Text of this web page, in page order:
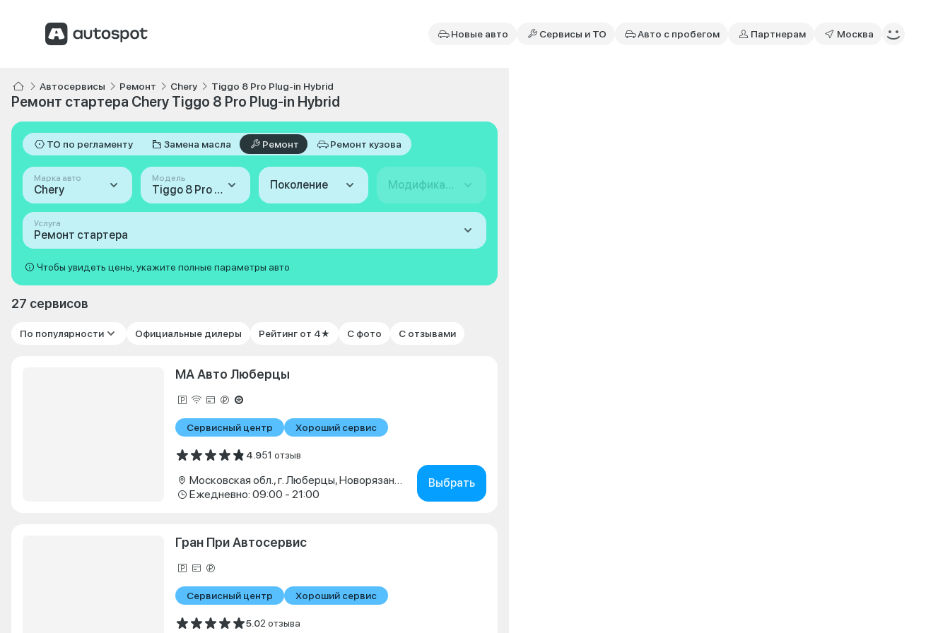
Новые авто Сервисы и ТО Авто с пробегом Партнерам Москва
Автосервисы Ремонт Chery Tiggo 8 Pro Plug-in Hybrid
Ремонт стартера Chery Tiggo 8 Pro Plug-in Hybrid
ТО по регламенту Замена масла Ремонт Ремонт кузова
Марка авто
Chery
Модель
Tiggo 8 Pro Plug-in Hybrid Поколение Модификация
Услуга
Ремонт стартера
Чтобы увидеть цены, укажите полные параметры авто
27 сервисов
По популярности Официальные дилеры Рейтинг от 4★ С фото С отзывами
МА Авто Люберцы
Сервисный центр Хороший сервис
4.951 отзыв
Московская обл., г. Люберцы, Новорязанское шоссе, д. 1г
Ежедневно: 09:00 - 21:00
Выбрать
Гран При Автосервис
Сервисный центр Хороший сервис
5.02 отзыва